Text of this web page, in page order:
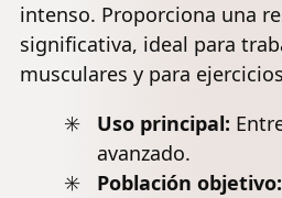
intenso. Proporciona una
significativa, ideal para
musculares y para
Uso principal:
avanzado.
Población objetivo: